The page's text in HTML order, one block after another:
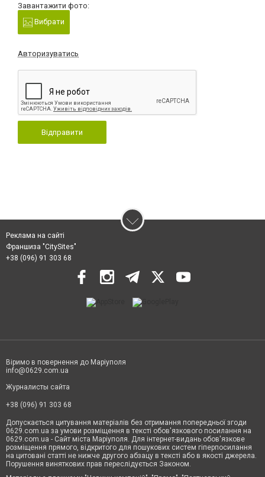
Завантажити фото:
Вибрати
Авторизуватись
Відправити
Реклама на сайті
Франшиза "CitySites"
+38 (096) 91 303 68
Віримо в повернення до Маріуполя
info@0629.com.ua
Журналисты сайта
+38 (096) 91 303 68
Допускається цитування матеріалів без отримання попередньої згоди
0629.com.ua за умови розміщення в тексті обов'язкового посилання на
0629.com.ua - Сайт міста Маріуполя. Для інтернет-видань обов'язкове
розміщення прямого, відкритого для пошукових систем гіперпосилання
на цитовані статті не нижче другого абзацу в тексті або в якості джерела.
Порушення виняткових прав переслідується Законом.